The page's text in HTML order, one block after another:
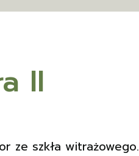
II
ze szkła witrażowego.